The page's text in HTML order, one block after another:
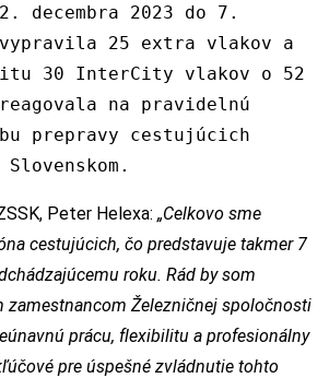
decembra 2023 do 7.
vypravila 25 extra vlakov a
30 InterCity vlakov o 52
reagovala na pravidelnú
prepravy cestujúcich
Peter Helexa: „Celkovo sme
cestujúcich, čo predstavuje takmer 7
roku. Rád by som
zamestnancom Železničnej spoločnosti
prácu, flexibilitu a profesionálny
pre úspešné zvládnutie tohto